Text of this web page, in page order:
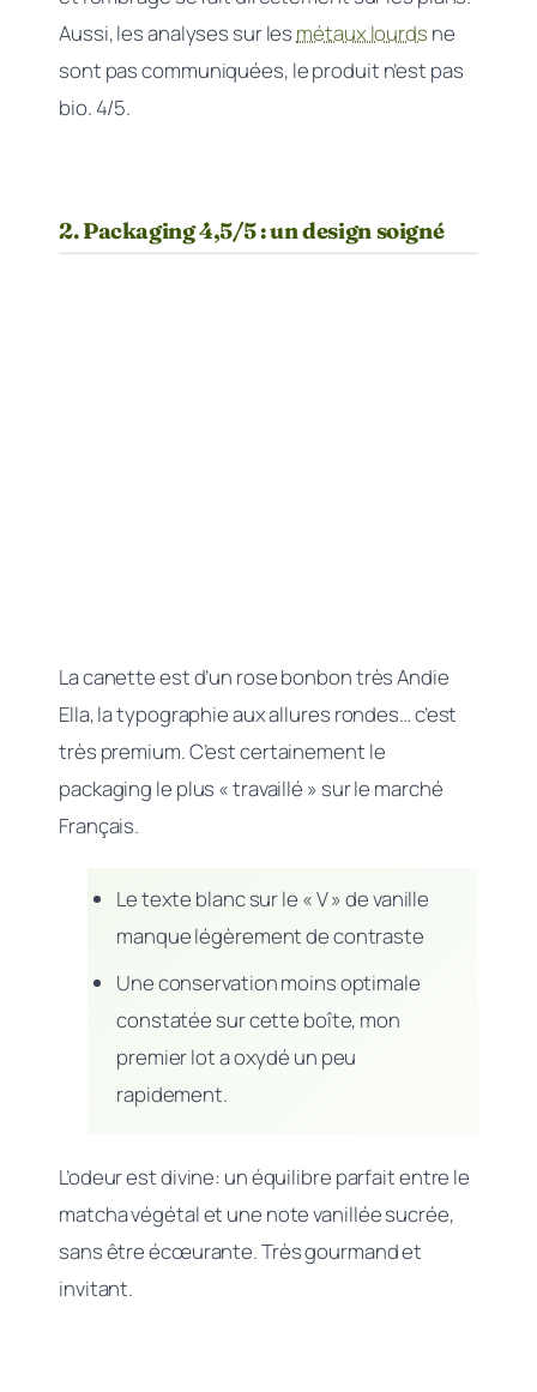
Aussi, les analyses sur les métaux lourds ne
sont pas communiquées, le produit n’est pas
bio. 4/5.
2. Packaging 4,5/5 : un design soigné
La canette est d’un rose bonbon très Andie
Ella, la typographie aux allures rondes… c’est
très premium. C’est certainement le
packaging le plus « travaillé » sur le marché
Français.
Le texte blanc sur le « V » de vanille
manque légèrement de contraste
Une conservation moins optimale
constatée sur cette boîte, mon
premier lot a oxydé un peu
rapidement.
L’odeur est divine: un équilibre parfait entre le
matcha végétal et une note vanillée sucrée,
sans être écœurante. Très gourmand et
invitant.